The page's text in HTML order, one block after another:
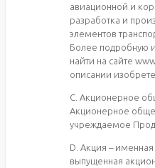
авиационной и
разработка и
элементов
Более
найти на сайте
описании
C. Акционерное
Акционерное
учреждаемое
D. Акция – именная
выпущенная